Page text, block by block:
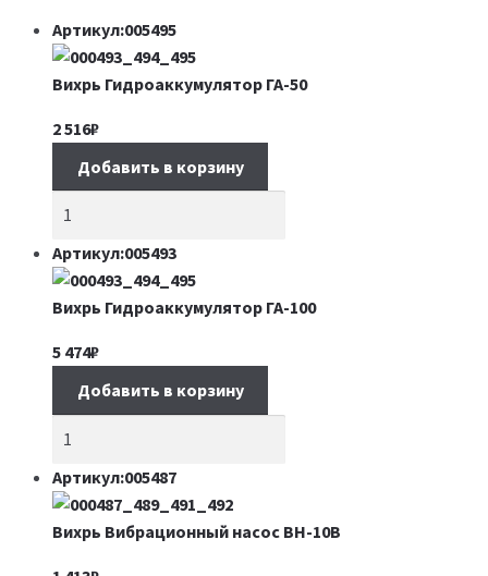
Артикул:005495
Вихрь Гидроаккумулятор ГА-50
2 516₽
Добавить в корзину
Артикул:005493
Вихрь Гидроаккумулятор ГА-100
5 474₽
Добавить в корзину
Артикул:005487
Вихрь Вибрационный насос ВН-10В